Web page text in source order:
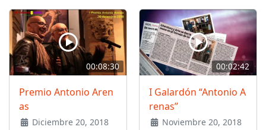
00:08:30
Premio Antonio Aren
as
Diciembre 20, 2018
00:02:42
I Galardón “Antonio A
renas”
Noviembre 20, 2018